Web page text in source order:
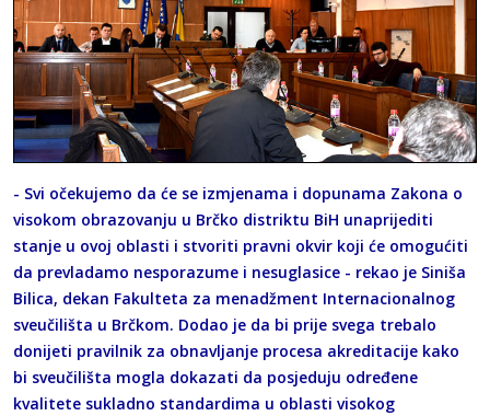
- Svi očekujemo da će se izmjenama i dopunama Zakona o
visokom obrazovanju u Brčko distriktu BiH unaprijediti
stanje u ovoj oblasti i stvoriti pravni okvir koji će omogućiti
da prevladamo nesporazume i nesuglasice - rekao je Siniša
Bilica, dekan Fakulteta za menadžment Internacionalnog
sveučilišta u Brčkom. Dodao je da bi prije svega trebalo
donijeti pravilnik za obnavljanje procesa akreditacije kako
bi sveučilišta mogla dokazati da posjeduju određene
kvalitete sukladno standardima u oblasti visokog